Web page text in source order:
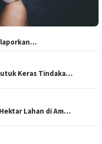
Keras Tindaka…
Lahan di Am…